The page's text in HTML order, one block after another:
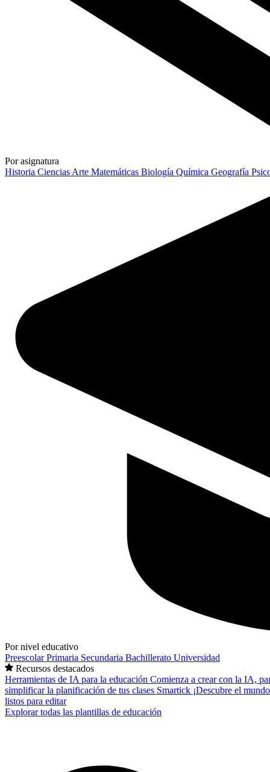
Por asignatura
Historia Ciencias Arte Matemáticas Biología Química Geografía
Por nivel educativo
PreescolarPrimaria Secundaria Bachillerato Universidad
Recursos destacados
Herramientas de IA para la educación Comienza a crear con la IA,
simplificar la planificación de tus clases Smartick ¡Descubre el
listos para editar
Explorar todas las plantillas de educación